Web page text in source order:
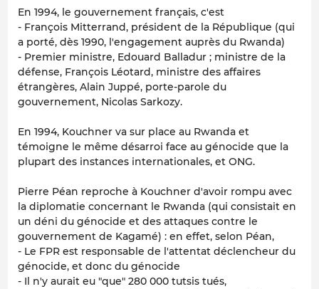
En 1994, le gouvernement français, c'est
- François Mitterrand, président de la République (qui
a porté, dès 1990, l'engagement auprès du Rwanda)
- Premier ministre, Edouard Balladur ; ministre de la
défense, François Léotard, ministre des affaires
étrangères, Alain Juppé, porte-parole du
gouvernement, Nicolas Sarkozy.
En 1994, Kouchner va sur place au Rwanda et
témoigne le même désarroi face au génocide que la
plupart des instances internationales, et ONG.
Pierre Péan reproche à Kouchner d'avoir rompu avec
la diplomatie concernant le Rwanda (qui consistait en
un déni du génocide et des attaques contre le
gouvernement de Kagamé) : en effet, selon Péan,
- Le FPR est responsable de l'attentat déclencheur du
génocide, et donc du génocide
- Il n'y aurait eu "que" 280 000 tutsis tués,